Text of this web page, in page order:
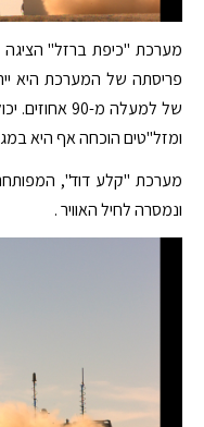
מערכת "כיפת ברזל" הציגה
של למעלה מ-
ומזל"טים הוכחה אף היא
מערכת "קלע דוד",
ונמסרה לחיל האוויר .